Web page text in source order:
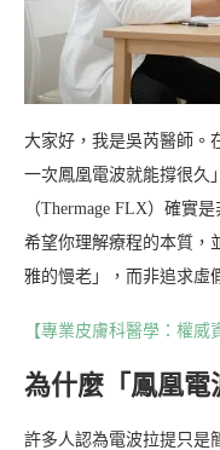
大家好，我是吳芮醫師。
一次鳳凰電波就能撐很久
（Thermage FLX）確實
希望你理解療程的本質，
雅的慢老」，而非追求虛
【專業皮膚科醫學：權威
為什麼「鳳凰電
許多人認為電波拉提只是